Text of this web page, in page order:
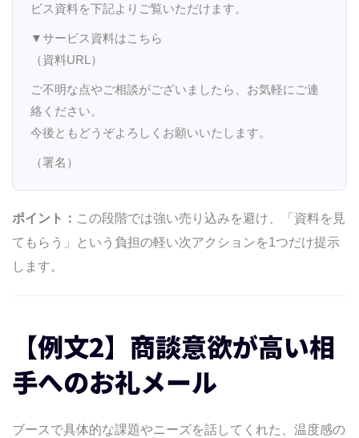
ビス資料を下記よりご覧いただけます。
▼サービス資料はこちら
（資料URL）
ご不明な点やご相談がございましたら、お気軽にご連
絡ください。
今後ともどうぞよろしくお願いいたします。
（署名）
ポイント： この段階では強い売り込みを避け、「資料を見
てもらう」という負担の軽い次アクションを1つだけ提示
します。
【例文2】商談意欲が高い相
手へのお礼メール
ブースで具体的な課題やニーズを話してくれた、温度感の